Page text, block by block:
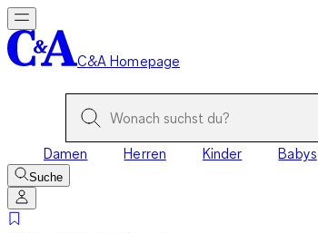
C&A Homepage
Damen Herren Kinder Babys
Suche